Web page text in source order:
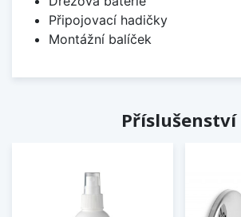
Připojovací hadičky
Montážní balíček
Příslušenství